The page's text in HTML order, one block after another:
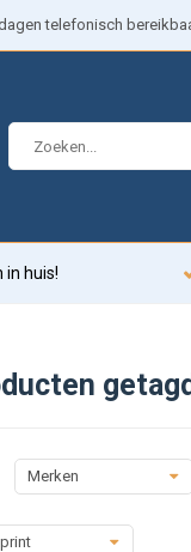
telefonisch
in huis!
Merken